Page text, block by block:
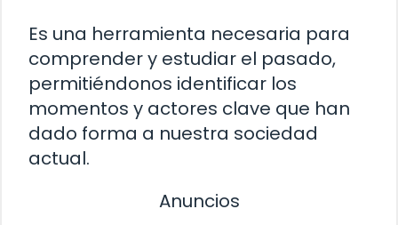
Es una herramienta necesaria para
comprender y estudiar el pasado,
permitiéndonos identificar los
momentos y actores clave que han
dado forma a nuestra sociedad
actual.
Anuncios